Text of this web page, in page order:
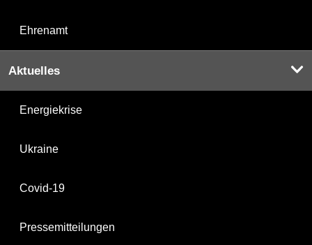
Ehrenamt
Aktuelles
Energiekrise
Ukraine
Covid-19
Pressemitteilungen